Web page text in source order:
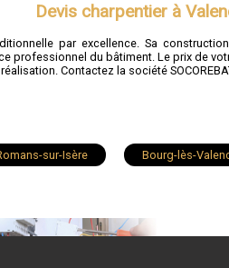
Devis charpentier à
par excellence. Sa
professionnel du bâtiment. Le prix de
Contactez la société
sur-Isère Bourg-lès-
le-Goubet Étoile-sur-Rhône